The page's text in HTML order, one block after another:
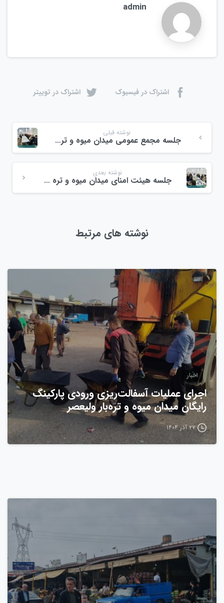
admin
اشتراک در فیسبوک اشتراک در توییتر
نوشته قبلی
جلسه مجمع عمومی میدان میوه و تره بار بازار ولیعصر احمدگوراب رشت با جمعی از هیئت امنا
نوشته بعدی
جلسه هیئت امنای میدان میوه و تره بار ولیعصر شهرستان رشت
نوشته های مرتبط
اخبار
اجرای عملیات آسفالت‌ریزی ورودی پارکینگ
رایگان میدان میوه و تره‌بار ولیعصر
۲۷ آذر ۱۴۰۴